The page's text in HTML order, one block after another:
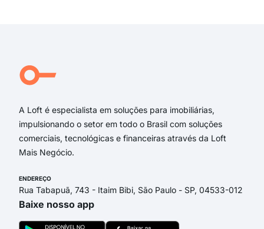
A Loft é especialista em soluções para imobiliárias,
impulsionando o setor em todo o Brasil com soluções
comerciais, tecnológicas e financeiras através da Loft
Mais Negócio.
ENDEREÇO
Rua Tabapuã, 743 - Itaim Bibi, São Paulo - SP, 04533-012
Baixe nosso app